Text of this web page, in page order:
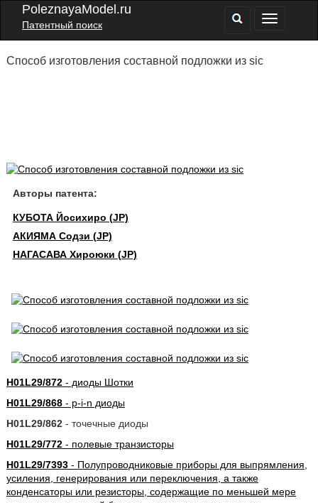
PoleznayaModel.ru
Патентный поиск
Способ изготовления составной подложки из sic
Авторы патента:
КУБОТА Йосихиро (JP)
АКИЯМА Содзи (JP)
НАГАСАВА Хироюки (JP)
H01L29/872- диоды Шотки
H01L29/868- p-i-n диоды
H01L29/862- точечные диоды
H01L29/772- полевые транзисторы
H01L29/7393- Полупроводниковые приборы для выпрямления,
усиления, генерирования или переключения, а также
конденсаторы или резисторы, содержащие по меньшей мере